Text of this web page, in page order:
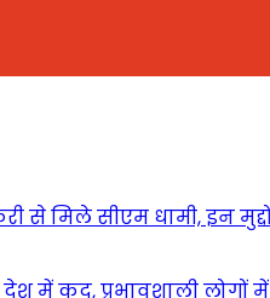
से मिले सीएम धामी, इन
देश में कद, प्रभावशाली